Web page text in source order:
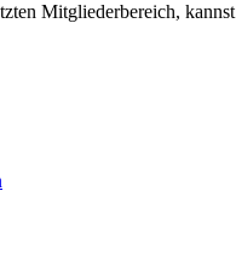
Mitgliederbereich,